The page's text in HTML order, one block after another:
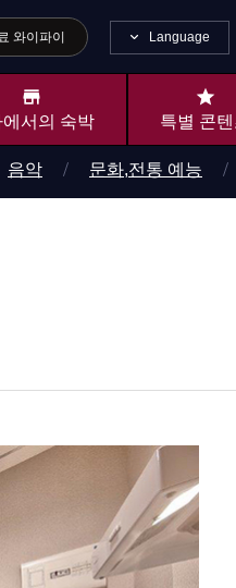
와이파이 Language
store
에서의 숙박
star
특별 콘
음악 문화,전통 예능